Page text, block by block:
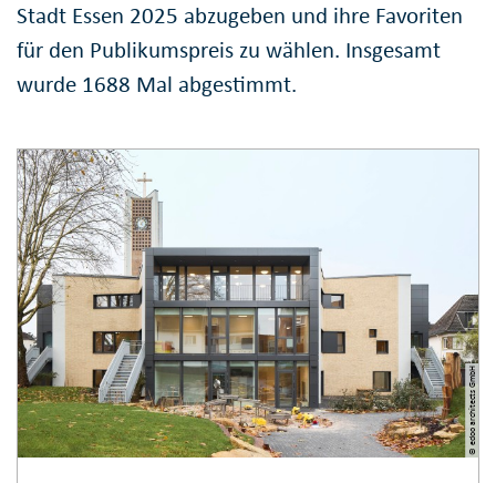
Stadt Essen 2025 abzugeben und ihre Favoriten
für den Publikumspreis zu wählen. Insgesamt
wurde 1688 Mal abgestimmt.
© edoo architects GmbH